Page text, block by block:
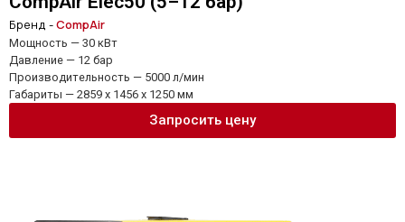
Бренд -CompAir
Мощность — 30 кВт
Давление — 12 бар
Производительность — 5000 л/мин
Габариты — 2859 x 1456 x 1250 мм
Запросить цену